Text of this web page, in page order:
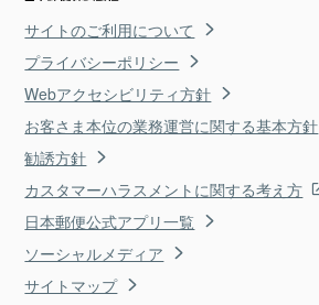
サイトのご利用について
プライバシーポリシー
Webアクセシビリティ方針
お客さま本位の業務運営に関する基本方針
勧誘方針
カスタマーハラスメントに関する考え方
日本郵便公式アプリ一覧
ソーシャルメディア
サイトマップ